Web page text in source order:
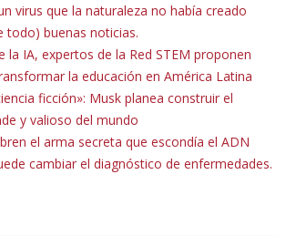
virus que la naturaleza no había creado
todo) buenas noticias.
la IA, expertos de la Red STEM proponen
la educación en América Latina
ficción»: Musk planea construir el
y valioso del mundo
el arma secreta que escondía el ADN
cambiar el diagnóstico de enfermedades.